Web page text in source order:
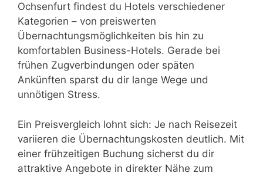
Ochsenfurt findest du Hotels verschiedener
Kategorien – von preiswerten
Übernachtungsmöglichkeiten bis hin zu
komfortablen Business-Hotels. Gerade bei
frühen Zugverbindungen oder späten
Ankünften sparst du dir lange Wege und
unnötigen Stress.
Ein Preisvergleich lohnt sich: Je nach Reisezeit
variieren die Übernachtungskosten deutlich. Mit
einer frühzeitigen Buchung sicherst du dir
attraktive Angebote in direkter Nähe zum